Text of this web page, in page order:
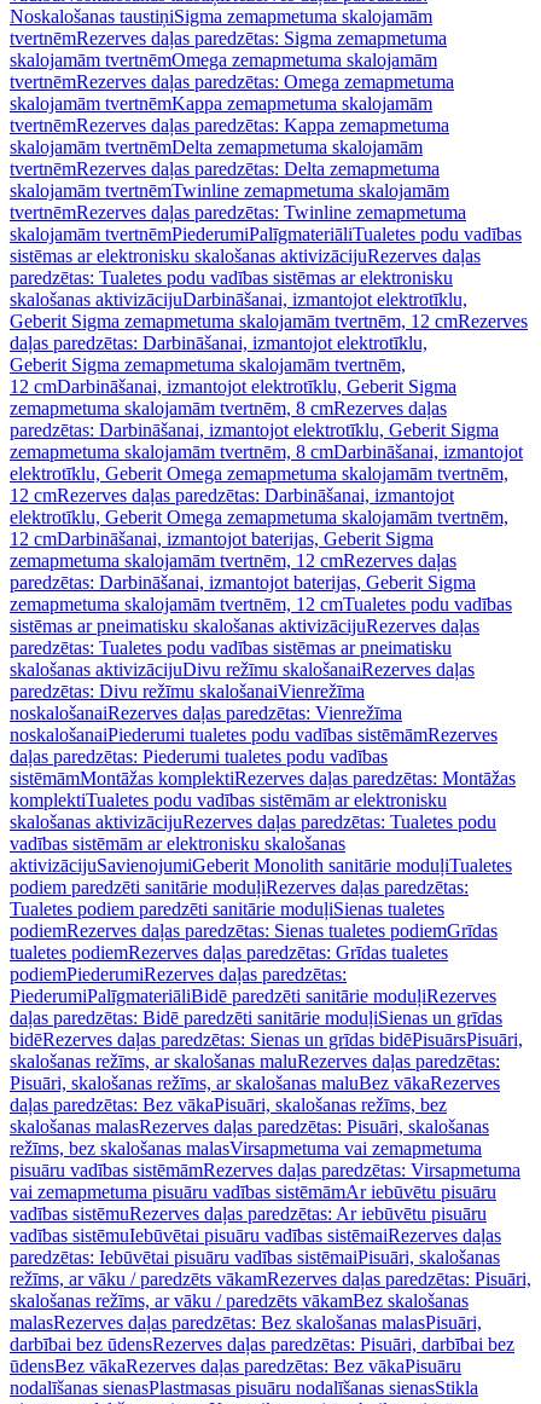
Noskalošanas taustiņiSigma zemapmetuma skalojamām
tvertnēmRezerves daļas paredzētas: Sigma zemapmetuma
skalojamām tvertnēmOmega zemapmetuma skalojamām
tvertnēmRezerves daļas paredzētas: Omega zemapmetuma
skalojamām tvertnēmKappa zemapmetuma skalojamām
tvertnēmRezerves daļas paredzētas: Kappa zemapmetuma
skalojamām tvertnēmDelta zemapmetuma skalojamām
tvertnēmRezerves daļas paredzētas: Delta zemapmetuma
skalojamām tvertnēmTwinline zemapmetuma skalojamām
tvertnēmRezerves daļas paredzētas: Twinline zemapmetuma
skalojamām tvertnēmPiederumiPalīgmateriāliTualetes podu vadības
sistēmas ar elektronisku skalošanas aktivizācijuRezerves daļas
paredzētas: Tualetes podu vadības sistēmas ar elektronisku
skalošanas aktivizācijuDarbināšanai, izmantojot elektrotīklu,
Geberit Sigma zemapmetuma skalojamām tvertnēm, 12 cmRezerves
daļas paredzētas: Darbināšanai, izmantojot elektrotīklu,
Geberit Sigma zemapmetuma skalojamām tvertnēm,
12 cmDarbināšanai, izmantojot elektrotīklu, Geberit Sigma
zemapmetuma skalojamām tvertnēm, 8 cmRezerves daļas
paredzētas: Darbināšanai, izmantojot elektrotīklu, Geberit Sigma
zemapmetuma skalojamām tvertnēm, 8 cmDarbināšanai, izmantojot
elektrotīklu, Geberit Omega zemapmetuma skalojamām tvertnēm,
12 cmRezerves daļas paredzētas: Darbināšanai, izmantojot
elektrotīklu, Geberit Omega zemapmetuma skalojamām tvertnēm,
12 cmDarbināšanai, izmantojot baterijas, Geberit Sigma
zemapmetuma skalojamām tvertnēm, 12 cmRezerves daļas
paredzētas: Darbināšanai, izmantojot baterijas, Geberit Sigma
zemapmetuma skalojamām tvertnēm, 12 cmTualetes podu vadības
sistēmas ar pneimatisku skalošanas aktivizācijuRezerves daļas
paredzētas: Tualetes podu vadības sistēmas ar pneimatisku
skalošanas aktivizācijuDivu režīmu skalošanaiRezerves daļas
paredzētas: Divu režīmu skalošanaiVienrežīma
noskalošanaiRezerves daļas paredzētas: Vienrežīma
noskalošanaiPiederumi tualetes podu vadības sistēmāmRezerves
daļas paredzētas: Piederumi tualetes podu vadības
sistēmāmMontāžas komplektiRezerves daļas paredzētas: Montāžas
komplektiTualetes podu vadības sistēmām ar elektronisku
skalošanas aktivizācijuRezerves daļas paredzētas: Tualetes podu
vadības sistēmām ar elektronisku skalošanas
aktivizācijuSavienojumiGeberit Monolith sanitārie moduļiTualetes
podiem paredzēti sanitārie moduļiRezerves daļas paredzētas:
Tualetes podiem paredzēti sanitārie moduļiSienas tualetes
podiemRezerves daļas paredzētas: Sienas tualetes podiemGrīdas
tualetes podiemRezerves daļas paredzētas: Grīdas tualetes
podiemPiederumiRezerves daļas paredzētas:
PiederumiPalīgmateriāliBidē paredzēti sanitārie moduļiRezerves
daļas paredzētas: Bidē paredzēti sanitārie moduļiSienas un grīdas
bidēRezerves daļas paredzētas: Sienas un grīdas bidēPisuārsPisuāri,
skalošanas režīms, ar skalošanas maluRezerves daļas paredzētas:
Pisuāri, skalošanas režīms, ar skalošanas maluBez vākaRezerves
daļas paredzētas: Bez vākaPisuāri, skalošanas režīms, bez
skalošanas malasRezerves daļas paredzētas: Pisuāri, skalošanas
režīms, bez skalošanas malasVirsapmetuma vai zemapmetuma
pisuāru vadības sistēmāmRezerves daļas paredzētas: Virsapmetuma
vai zemapmetuma pisuāru vadības sistēmāmAr iebūvētu pisuāru
vadības sistēmuRezerves daļas paredzētas: Ar iebūvētu pisuāru
vadības sistēmuIebūvētai pisuāru vadības sistēmaiRezerves daļas
paredzētas: Iebūvētai pisuāru vadības sistēmaiPisuāri, skalošanas
režīms, ar vāku / paredzēts vākamRezerves daļas paredzētas: Pisuāri,
skalošanas režīms, ar vāku / paredzēts vākamBez skalošanas
malasRezerves daļas paredzētas: Bez skalošanas malasPisuāri,
darbībai bez ūdensRezerves daļas paredzētas: Pisuāri, darbībai bez
ūdensBez vākaRezerves daļas paredzētas: Bez vākaPisuāru
nodalīšanas sienasPlastmasas pisuāru nodalīšanas sienasStikla